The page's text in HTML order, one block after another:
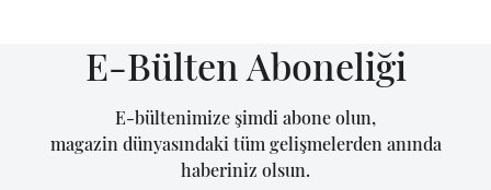
E-Bülten Aboneliği
E-bültenimize şimdi abone olun,
magazin dünyasındaki tüm gelişmelerden anında
haberiniz olsun.